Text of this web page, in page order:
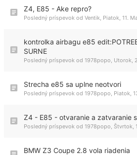
Z4, E85 - Ake repro?
Posledný príspevok od Ventik Piatok, 11.
kontrolka airbagu e85
SURNE
Posledný príspevok od 1978popo Utorok,
Strecha e85 sa uplne neotvori
Posledný príspevok od 1978popo Piatok,
Z4 - E85 - otvaranie a zatvaranie
Posledný príspevok od 1978popo Štvrtok,
BMW Z3 Coupe 2.8 vola riadenia